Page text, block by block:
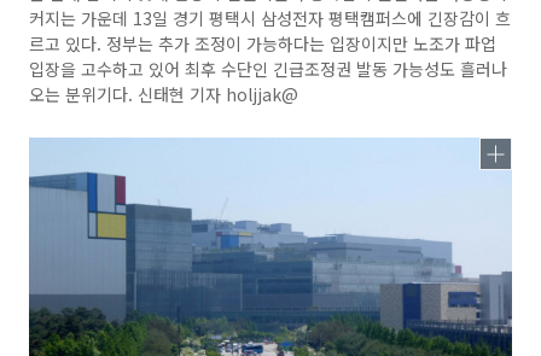
커지는 가운데 13일 경기 평택시 삼성전자 평택캠퍼스에 긴장감이 흐
르고 있다. 정부는 추가 조정이 가능하다는 입장이지만 노조가 파업
입장을 고수하고 있어 최후 수단인 긴급조정권 발동 가능성도 흘러나
오는 분위기다. 신태현 기자 holjjak@